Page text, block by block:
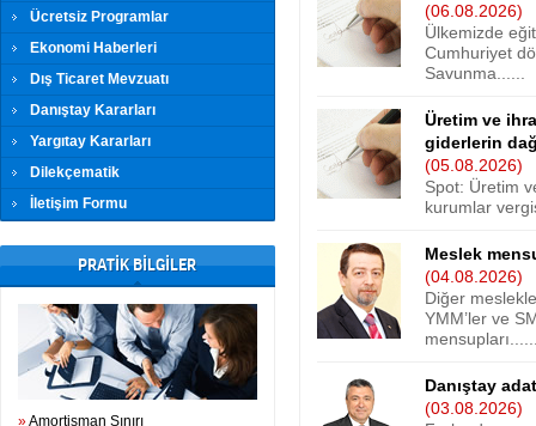
Ücretsiz Programlar
Ekonomi Haberleri
Dış Ticaret Mevzuatı
Danıştay Kararları
Yargıtay Kararları
Dilekçematik
İletişim Formu
PRATİK BİLGİLER
»Amortisman Sınırı
(06.08.2026)
Ülkemizde
Cumhuriyet
Savunma......
Üretim ve
giderlerin
(05.08.2026)
Spot: Üretim
kurumlar
Meslek
(04.08.2026)
Diğer
YMM’ler ve
Danıştay
(03.08.2026)